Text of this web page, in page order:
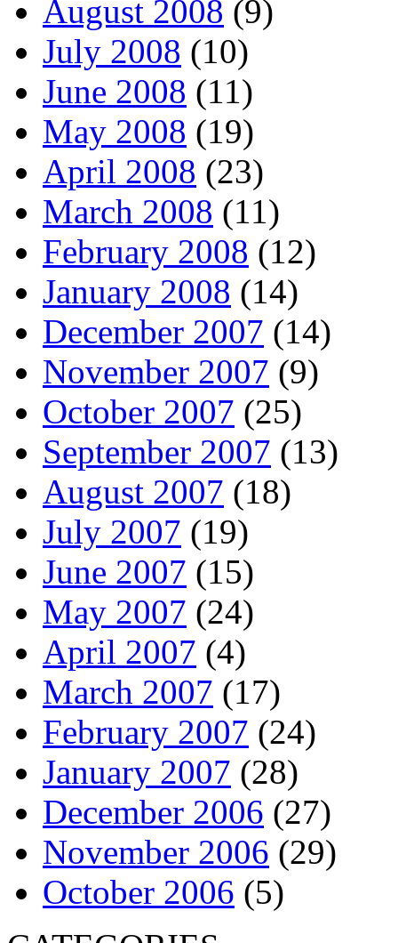
August 2008 (9)
July 2008 (10)
June 2008 (11)
May 2008 (19)
April 2008 (23)
March 2008 (11)
February 2008 (12)
January 2008 (14)
December 2007 (14)
November 2007 (9)
October 2007 (25)
September 2007 (13)
August 2007 (18)
July 2007 (19)
June 2007 (15)
May 2007 (24)
April 2007 (4)
March 2007 (17)
February 2007 (24)
January 2007 (28)
December 2006 (27)
November 2006 (29)
October 2006 (5)